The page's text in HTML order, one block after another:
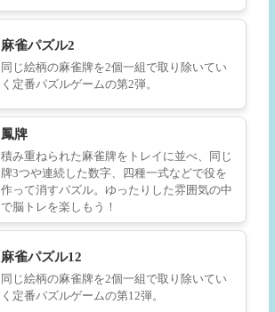
麻雀パズル2
同じ絵柄の麻雀牌を2個一組で取り除いてい
く定番パズルゲームの第2弾。
鳳牌
積み重ねられた麻雀牌をトレイに並べ、同じ
牌3つや連続した数字、四種一式などで役を
作って消すパズル。ゆったりした雰囲気の中
で脳トレを楽しもう！
麻雀パズル12
同じ絵柄の麻雀牌を2個一組で取り除いてい
く定番パズルゲームの第12弾。